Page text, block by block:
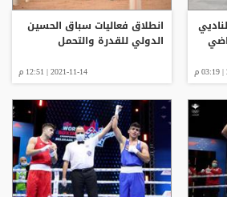
انطلاق فعاليات سباق الحسين
الدولي للقدرة والتحمل
2021-11-14 | 12:51 م